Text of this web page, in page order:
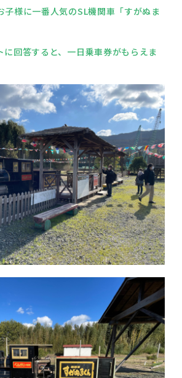
子様に一番人気のSL機関車「すがぬま
に回答すると、一日乗車券がもらえま